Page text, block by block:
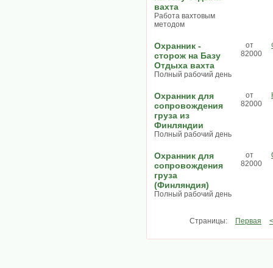
вахта
Работа вахтовым
методом
Охранник -
сторож на Базу
Отдыха вахта
Полный рабочий день
от
82000
Охранник для
сопровождения
груза из
Финляндии
Полный рабочий день
от
82000
Охранник для
сопровождения
груза
(Финляндия)
Полный рабочий день
от
82000
Страницы: Первая